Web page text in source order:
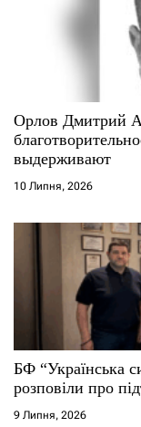
Орлов Дмитрий
выдерживают
10 Липня, 2026
БФ “Українська
розповіли про
9 Липня, 2026